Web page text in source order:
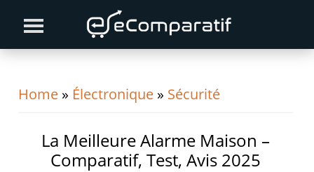
primary
content
primary
Home » Électronique » Sécurité
La Meilleure Alarme Maison –
Comparatif, Test, Avis 2025